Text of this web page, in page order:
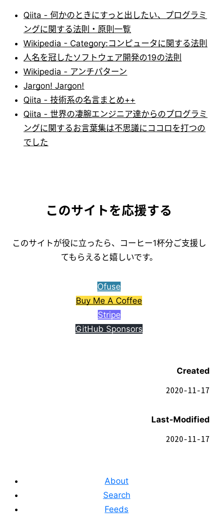
Qiita - 何かのときにすっと出したい、プログラミ
ングに関する法則・原則一覧
Wikipedia - Category:コンピュータに関する法則
人名を冠したソフトウェア開発の19の法則
Wikipedia - アンチパターン
Jargon! Jargon!
Qiita - 技術系の名言まとめ++
Qiita - 世界の凄腕エンジニア達からのプログラミ
ングに関するお言葉集は不思議にココロを打つの
でした
このサイトを応援する
このサイトが役に立ったら、コーヒー1杯分ご支援し
てもらえると嬉しいです。
Ofuse
Buy Me A Coffee
Stripe
GitHub Sponsors
Created
2020-11-17
Last-Modified
2020-11-17
About
Search
Feeds